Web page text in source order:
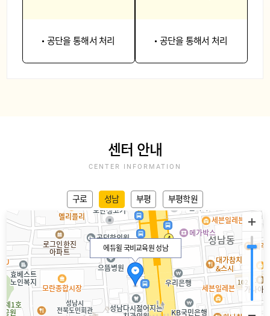
공단을 통해서 처리 공단을 통해서 처리
센터 안내
CENTER INFORMATION
구로 성남 부평 부평학원
에듀윌 국비교육원 성남